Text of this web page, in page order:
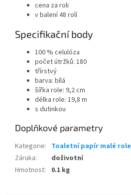
cena za roli
v balení 48 rolí
Specifikační body
100 % celulóza
počet útržků: 180
třírstvý
barva: bílá
šířka role: 9,2 cm
délka role: 19,8 m
s dutinkou
Doplňkové parametry
Kategorie: Toaletní papír malé role
Záruka:
doživotní
Hmotnost: 0.1 kg